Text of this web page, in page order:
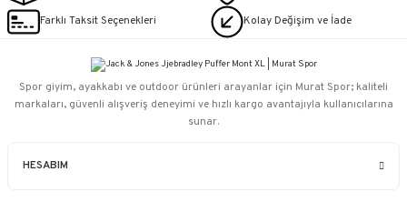
Farklı Taksit Seçenekleri Kolay Değişim ve İade
HESABIM
Spor giyim, ayakkabı ve outdoor ürünleri arayanlar için Murat Spor; kaliteli
markaları, güvenli alışveriş deneyimi ve hızlı kargo avantajıyla kullanıcılarına
sunar.